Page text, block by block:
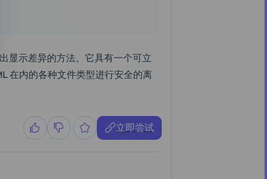
显示差异的方法。它具有一个可立
在内的各种文件类型进行安全的离
立即尝试